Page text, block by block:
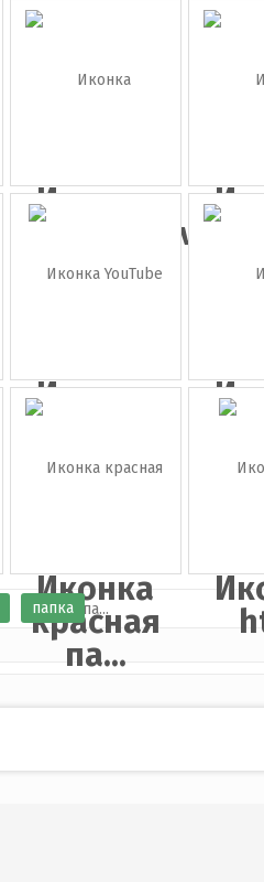
Иконка
dreamweave...
Иконка
YouTube
Иконка
красная
па...
папка